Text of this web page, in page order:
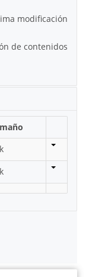
modificación
de contenidos